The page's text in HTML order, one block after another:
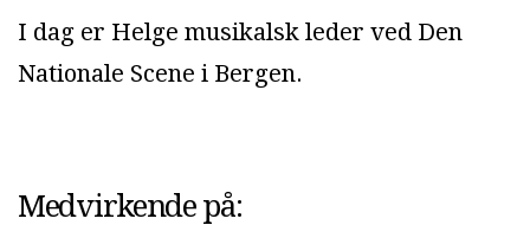
I dag er Helge musikalsk leder ved Den
Nationale Scene i Bergen.
Medvirkende på: